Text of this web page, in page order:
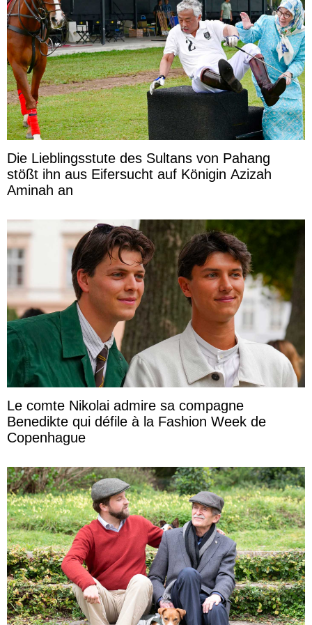
Die Lieblingsstute des Sultans von Pahang
stößt ihn aus Eifersucht auf Königin Azizah
Aminah an
Le comte Nikolai admire sa compagne
Benedikte qui défile à la Fashion Week de
Copenhague